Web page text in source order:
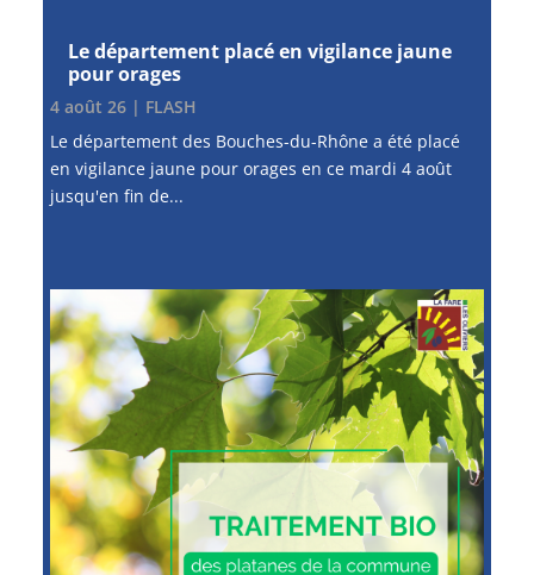
Le département placé en vigilance jaune
pour orages
4 août 26| FLASH
Le département des Bouches-du-Rhône a été placé
en vigilance jaune pour orages en ce mardi 4 août
jusqu'en fin de...